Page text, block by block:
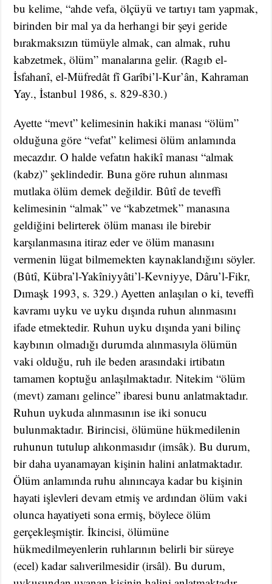
bu kelime, “ahde vefa, ölçüyü ve tartıyı tam yapmak,
birinden bir mal ya da herhangi bir şeyi geride
bırakmaksızın tümüyle almak, can almak, ruhu
kabzetmek, ölüm” manalarına gelir. (Ragıb el-
İsfahanî, el-Müfredât fî Garîbi’l-Kur’ân, Kahraman
Yay., İstanbul 1986, s. 829-830.)
Ayette “mevt” kelimesinin hakiki manası “ölüm”
olduğuna göre “vefat” kelimesi ölüm anlamında
mecazdır. O halde vefatın hakikî manası “almak
(kabz)” şeklindedir. Buna göre ruhun alınması
mutlaka ölüm demek değildir. Bûtî de teveffi
kelimesinin “almak” ve “kabzetmek” manasına
geldiğini belirterek ölüm manası ile birebir
karşılanmasına itiraz eder ve ölüm manasını
vermenin lügat bilmemekten kaynaklandığını söyler.
(Bûtî, Kübra’l-Yakîniyyâti’l-Kevniyye, Dâru’l-Fikr,
Dımaşk 1993, s. 329.) Ayetten anlaşılan o ki, teveffi
kavramı uyku ve uyku dışında ruhun alınmasını
ifade etmektedir. Ruhun uyku dışında yani bilinç
kaybının olmadığı durumda alınmasıyla ölümün
vaki olduğu, ruh ile beden arasındaki irtibatın
tamamen koptuğu anlaşılmaktadır. Nitekim “ölüm
(mevt) zamanı gelince” ibaresi bunu anlatmaktadır.
Ruhun uykuda alınmasının ise iki sonucu
bulunmaktadır. Birincisi, ölümüne hükmedilenin
ruhunun tutulup alıkonmasıdır (imsâk). Bu durum,
bir daha uyanamayan kişinin halini anlatmaktadır.
Ölüm anlamında ruhu alınıncaya kadar bu kişinin
hayati işlevleri devam etmiş ve ardından ölüm vaki
olunca hayatiyeti sona ermiş, böylece ölüm
gerçekleşmiştir. İkincisi, ölümüne
hükmedilmeyenlerin ruhlarının belirli bir süreye
(ecel) kadar salıverilmesidir (irsâl). Bu durum,